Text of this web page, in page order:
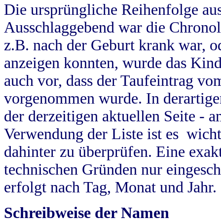
Die ursprüngliche Reihenfolge
Ausschlaggebend war die
z.B. nach der Geburt krank war,
anzeigen konnten, wurde das
auch vor, dass der Taufeintrag
vorgenommen wurde. In
der derzeitigen aktuellen Seite -
Verwendung der Liste ist es
dahinter zu überprüfen. Eine
technischen Gründen nur
erfolgt nach Tag, Monat und Jahr.
Schreibweise der Namen